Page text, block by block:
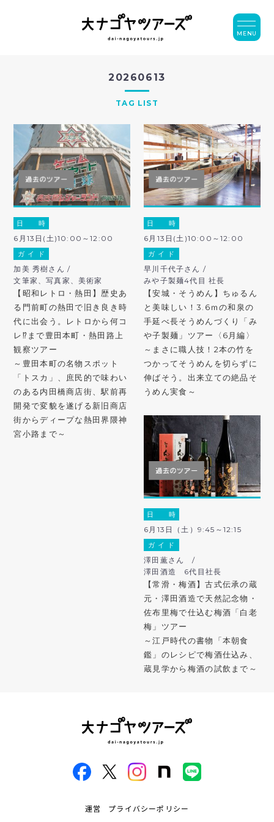
20260613
TAG LIST
日 時
6月13日(土)10:00～12:00
ガ イ ド
加美 秀樹さん /
文筆家、写真家、美術家
【昭和レトロ・熱田】歴史あ
る門前町の熱田で旧き良き時
代に出会う。レトロから何コ
レ⁉︎まで豊田本町・熱田路上
観察ツアー
～豊田本町の名物スポット
「トスカ」、庶民的で味わい
のある内田橋商店街、駅前再
開発で変貌を遂げる新旧商店
街からディープな熱田界隈神
宮小路まで～
日 時
6月13日(土)10:00～12:00
ガ イ ド
早川千代子さん /
みや子製麺4代目 社長
【安城・そうめん】ちゅるん
と美味しい！3.6ｍの和泉の
手延べ長そうめんづくり「み
や子製麺」ツアー〈6月編〉
～まさに職人技！2本の竹を
つかってそうめんを切らずに
伸ばそう。出来立ての絶品そ
うめん実食～
日 時
6月13日（土）9:45～12:15
ガ イ ド
澤田薫さん /
澤田酒造 6代目社長
【常滑・梅酒】古式伝承の蔵
元・澤田酒造で天然記念物・
佐布里梅で仕込む梅酒「白老
梅」ツアー
～江戸時代の書物「本朝食
鑑」のレシピで梅酒仕込み、
蔵見学から梅酒の試飲まで～
運営 プライバシーポリシー
MENU